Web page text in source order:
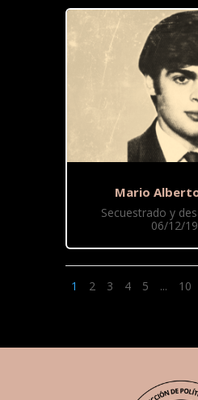
Mario
Secuestrado y
06/12/
1 2 3 4 5 ... 10